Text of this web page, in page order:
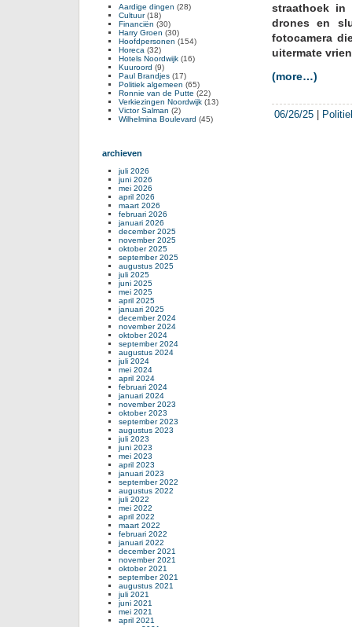
straathoek in
drones en
fotocamera
uitermate
(more…)
06/26/25
Aardige dingen (28)
Cultuur(18)
Financiën (30)
Harry Groen (30)
Hoofdpersonen (154)
Horeca (32)
Hotels Noordwijk (16)
Kuuroord (9)
Paul Brandjes (17)
Politiek algemeen (65)
Ronnie van de Putte (22)
Verkiezingen Noordwijk (13)
Victor Salman (2)
Wilhelmina Boulevard (45)
archieven
juli 2026
juni 2026
mei 2026
april 2026
maart 2026
februari 2026
januari 2026
december 2025
november 2025
oktober 2025
september 2025
augustus 2025
juli 2025
juni 2025
mei 2025
april 2025
januari 2025
december 2024
november 2024
oktober 2024
september 2024
augustus 2024
juli 2024
mei 2024
april 2024
februari 2024
januari 2024
november 2023
oktober 2023
september 2023
augustus 2023
juli 2023
juni 2023
mei 2023
april 2023
januari 2023
september 2022
augustus 2022
juli 2022
mei 2022
april 2022
maart 2022
februari 2022
januari 2022
december 2021
november 2021
oktober 2021
september 2021
augustus 2021
juli 2021
juni 2021
mei 2021
april 2021